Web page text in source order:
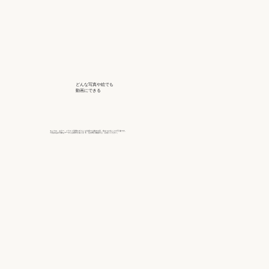
どんな写真や絵でも
動画にできる
モノクロ、カラー、イラスト等問わずどん な仕様でも動きや音、色をつけることが可 能です。
※読み込み可能なデータには条件がありま す。注文時に確認の上、お送りください。